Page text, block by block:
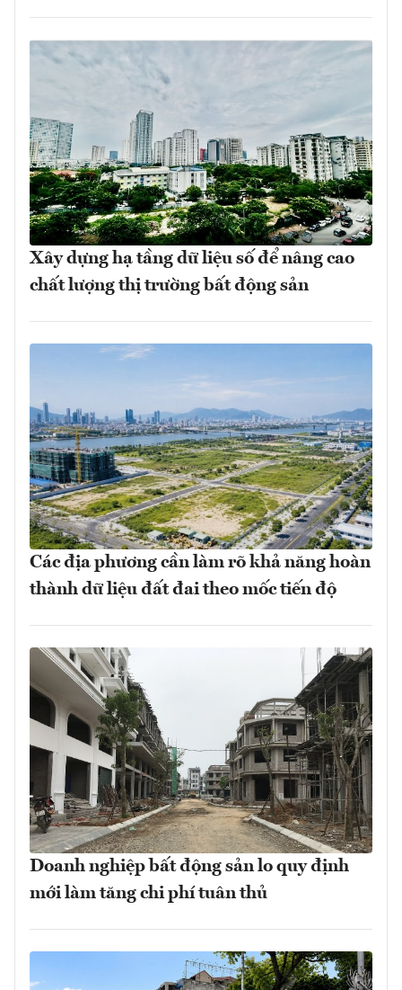
Xây dựng hạ tầng dữ liệu số để nâng cao
chất lượng thị trường bất động sản
Các địa phương cần làm rõ khả năng hoàn
thành dữ liệu đất đai theo mốc tiến độ
Doanh nghiệp bất động sản lo quy định
mới làm tăng chi phí tuân thủ